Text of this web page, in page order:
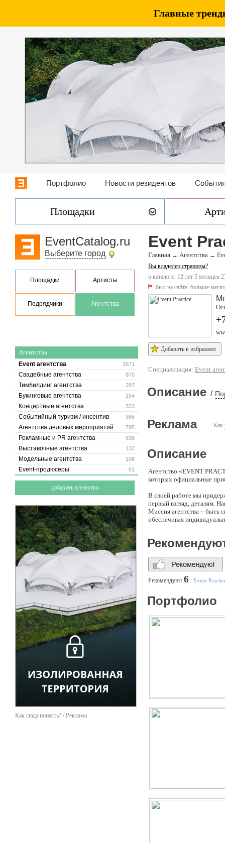
Главные
Портфолио Новости резидентов
Площадки
EventCatalog.ru
Выберите город
Площадки Артисты
Подрядчики Агентства
Агентства
2671
Event агентства
870
Свадебные агентства
297
Тимбилдинг агентства
154
Букинговые агентства
333
Концертные агентства
366
Событийный туризм / инсентив
795
Агентства деловых мероприятий
838
Рекламные и PR агентства
132
Выставочные агентства
108
Модельные агентства
61
Event-продюсеры
добавить агентство
Как сюда попасть? / Реклама
Event
Главная → Агентства →
Вы владелец страницы?
в каталоге: 12 лет 5 месяцев
был на сайте: больше
Добавить в избранное
Специализация: Event
Описание /
Как
Реклама
Описание
Агентство «EVENT
которых официальные
В своей работе мы
первый взгляд, деталям.
Миссия агентства – быть
обеспечивая
МЫ ОРГАНИЗУЕМ:
Корпоративы
Деловые
Свадьбы
Специальные
Создание
Подготовка сувениров,
Дизайн и полиграфия;
Нас выбирают те, кто
Рекомендуют 6 : Event
Портфолио